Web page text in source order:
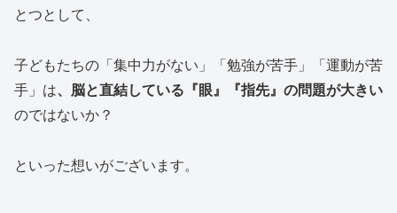
とつとして、
子どもたちの「集中力がない」「勉強が苦手」「運動が苦
手」は、脳と直結している『眼』『指先』の問題が大きい
のではないか？
といった想いがございます。